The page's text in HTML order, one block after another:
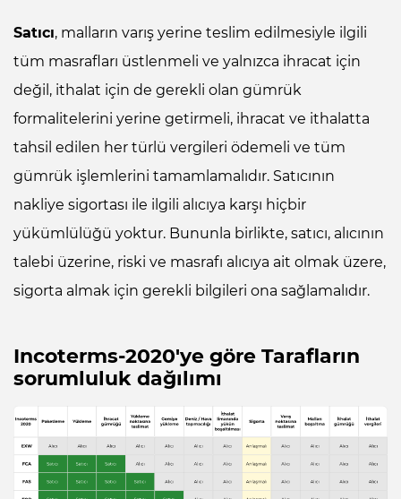
Satıcı, malların varış yerine teslim edilmesiyle ilgili
tüm masrafları üstlenmeli ve yalnızca ihracat için
değil, ithalat için de gerekli olan gümrük
formalitelerini yerine getirmeli, ihracat ve ithalatta
tahsil edilen her türlü vergileri ödemeli ve tüm
gümrük işlemlerini tamamlamalıdır. Satıcının
nakliye sigortası ile ilgili alıcıya karşı hiçbir
yükümlülüğü yoktur. Bununla birlikte, satıcı, alıcının
talebi üzerine, riski ve masrafı alıcıya ait olmak üzere,
sigorta almak için gerekli bilgileri ona sağlamalıdır.
Incoterms-2020'ye göre Tarafların
sorumluluk dağılımı